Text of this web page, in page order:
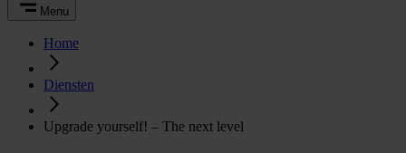
Menu
Home
Diensten
Upgrade yourself! – The next level